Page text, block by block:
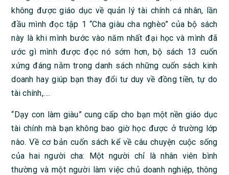
không được giáo dục về quản lý tài chính cá nhân, lần
đầu mình đọc tập 1 “Cha giàu cha nghèo” của bộ sách
này là khi mình bước vào năm nhất đại học và mình đã
ước gì mình được đọc nó sớm hơn, bộ sách 13 cuốn
xứng đáng nằm trong danh sách những cuốn sách kinh
doanh hay giúp bạn thay đổi tư duy về đồng tiền, tự do
tài chính,….
“Dạy con làm giàu” cung cấp cho bạn một nền giáo dục
tài chính mà bạn không bao giờ học được ở trường lớp
nào. Về cơ bản cuốn sách kể về câu chuyện cuộc sống
của hai người cha: Một người chỉ là nhân viên bình
thường và một người làm việc chủ doanh nghiệp, thông